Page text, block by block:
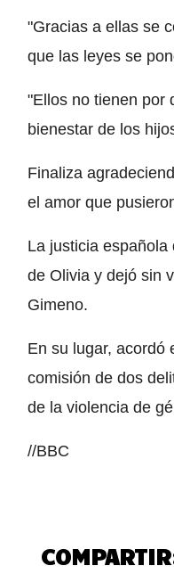
"Gracias a ellas se
que las leyes se
"Ellos no tienen por
bienestar de los
Finaliza
el amor que
La justicia
de Olivia y dejó sin
Gimeno.
En su lugar, acordó
comisión de dos
de la violencia de
//BBC